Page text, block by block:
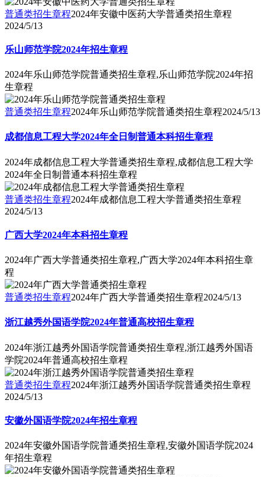
普通类招生章程2024年安徽中医药大学普通类招生章程
2024/5/13
乐山师范学院2024年招生章程
2024年乐山师范学院普通类招生章程,乐山师范学院2024年招
生章程
普通类招生章程2024年乐山师范学院普通类招生章程2024/5/13
成都信息工程大学2024年全日制普通本科招生章程
2024年成都信息工程大学普通类招生章程,成都信息工程大学
2024年全日制普通本科招生章程
普通类招生章程2024年成都信息工程大学普通类招生章程
2024/5/13
广西大学2024年本科招生章程
2024年广西大学普通类招生章程,广西大学2024年本科招生章
程
普通类招生章程2024年广西大学普通类招生章程2024/5/13
浙江越秀外国语学院2024年普通高校招生章程
2024年浙江越秀外国语学院普通类招生章程,浙江越秀外国语
学院2024年普通高校招生章程
普通类招生章程2024年浙江越秀外国语学院普通类招生章程
2024/5/13
安徽外国语学院2024年招生章程
2024年安徽外国语学院普通类招生章程,安徽外国语学院2024
年招生章程